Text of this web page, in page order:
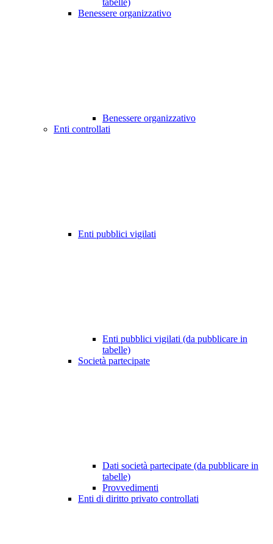
tabelle)
Benessere organizzativo
Benessere organizzativo
Enti controllati
Enti pubblici vigilati
Enti pubblici vigilati (da pubblicare in
tabelle)
Società partecipate
Dati società partecipate (da pubblicare in
tabelle)
Provvedimenti
Enti di diritto privato controllati